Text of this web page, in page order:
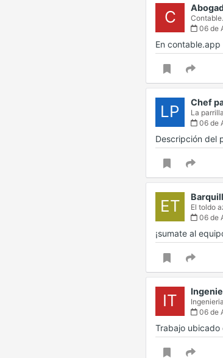
C
06 de
En
LP Chef
La
06 de
Descripción del
ET
El toldo
06 de
¡sumate al
IT
06 de
Trabajo ubicado